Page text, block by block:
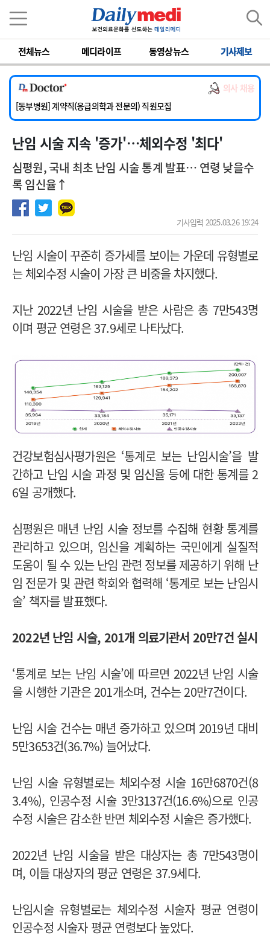
전체뉴스 메디라이프 동영상뉴스 기사제보
의사 채용
[서울아산병원] 2026년 하반기 인턴 모집
[영남대학교의료원] 마취통증의학과 임기제 임상의사 채용
[충남대학교병원] 소아청소년과(소아응급전담) 계약직 의사 공개채용
[동부병원] 계약직(응급의학과 전문의) 직원모집
[이대목동병원] 하반기 전공의(레지던트1년차) 모집
[서울아산병원] 2026년 하반기 인턴 모집
난임 시술 지속 '증가'…체외수정 '최다'
심평원, 국내 최초 난임 시술 통계 발표… 연령 낮을수
록 임신율↑
기사입력 2025.03.26 19:24
난임 시술이 꾸준히 증가세를 보이는 가운데 유형별로
는 체외수정 시술이 가장 큰 비중을 차지했다.
지난 2022년 난임 시술을 받은 사람은 총 7만543명
이며 평균 연령은 37.9세로 나타났다.
건강보험심사평가원은 ‘통계로 보는 난임시술’을 발
간하고 난임 시술 과정 및 임신율 등에 대한 통계를 2
6일 공개했다.
심평원은 매년 난임 시술 정보를 수집해 현황 통계를
관리하고 있으며, 임신을 계획하는 국민에게 실질적
도움이 될 수 있는 난임 관련 정보를 제공하기 위해 난
임 전문가 및 관련 학회와 협력해 ‘통계로 보는 난임시
술’ 책자를 발표했다.
2022년 난임 시술, 201개 의료기관서 20만7건 실시
‘통계로 보는 난임 시술’에 따르면 2022년 난임 시술
을 시행한 기관은 201개소며, 건수는 20만7건이다.
난임 시술 건수는 매년 증가하고 있으며 2019년 대비
5만3653건(36.7%) 늘어났다.
난임 시술 유형별로는 체외수정 시술 16만6870건(8
3.4%), 인공수정 시술 3만3137건(16.6%)으로 인공
수정 시술은 감소한 반면 체외수정 시술은 증가했다.
2022년 난임 시술을 받은 대상자는 총 7만543명이
며, 이들 대상자의 평균 연령은 37.9세다.
난임시술 유형별로는 체외수정 시술자 평균 연령이
인공수정 시술자 평균 연령보다 높았다.